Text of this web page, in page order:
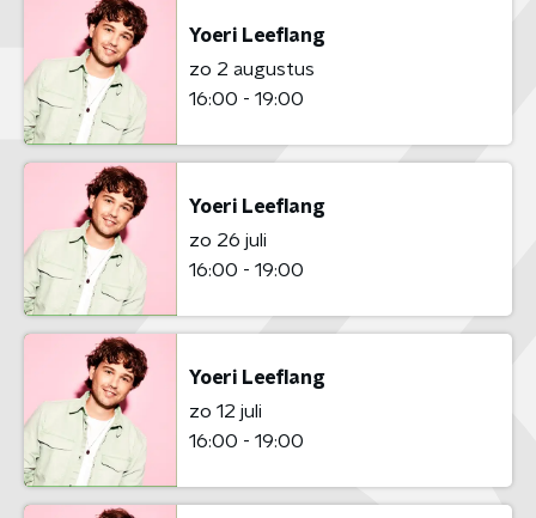
Yoeri Leeflang
zo 2 augustus
16:00 - 19:00
Yoeri Leeflang
zo 26 juli
16:00 - 19:00
Yoeri Leeflang
zo 12 juli
16:00 - 19:00